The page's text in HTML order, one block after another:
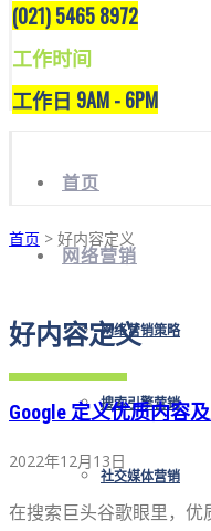
(021) 5465 8972
工作时间
工作日 9AM - 6PM
首页
网络营销
网络营销策略
搜索引擎营销
社交媒体营销
首页 > 好内容定义
好内容定义
Google 定义优质内容
2022年12月13日
在搜索巨头谷歌眼里，优